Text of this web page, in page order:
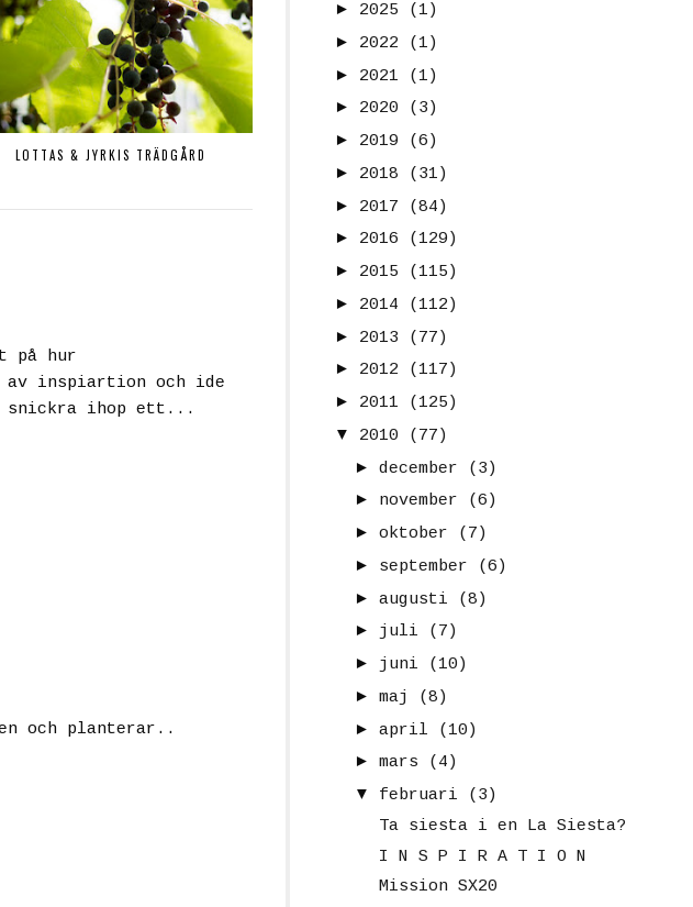
LOTTAS & JYRKIS TRÄDGÅRD
på hur
inspiartion och ide
snickra ihop ett...
och planterar..
► 2025
(1)
► 2022
(1)
► 2021
(1)
► 2020
(3)
► 2019
(6)
► 2018
(31)
► 2017
(84)
► 2016
(129)
► 2015
(115)
► 2014
(112)
► 2013
(77)
► 2012
(117)
► 2011
(125)
▼
2010
(77)
► december
(3)
► november
(6)
► oktober
(7)
► september
(6)
► augusti
(8)
► juli
(7)
► juni
(10)
► maj
(8)
► april
(10)
► mars
(4)
▼
februari
(3)
Ta siesta i en La Siesta?
I N S P I R A T I O N
Mission SX20